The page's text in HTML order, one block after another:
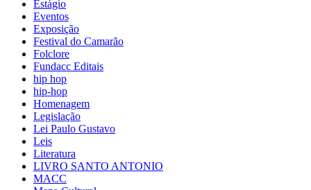
Estágio
Eventos
Exposição
Festival do Camarão
Folclore
Fundacc Editais
hip hop
hip-hop
Homenagem
Legislação
Lei Paulo Gustavo
Leis
Literatura
LIVRO SANTO ANTONIO
MACC